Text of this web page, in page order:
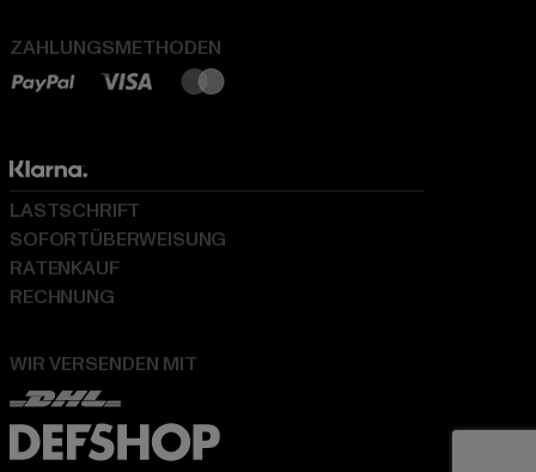
ZAHLUNGSMETHODEN
WIR VERSENDEN MIT
LASTSCHRIFT
SOFORTÜBERWEISUNG
RATENKAUF
RECHNUNG